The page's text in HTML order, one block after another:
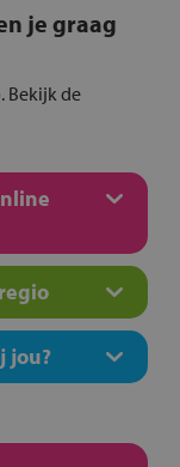
je graag
Bekijk de
jou?